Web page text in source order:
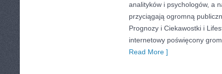
analityków i psychologów, a
przyciągają ogromną
Prognozy i Ciekawostki i
internetowy poświęcony
Read More ]